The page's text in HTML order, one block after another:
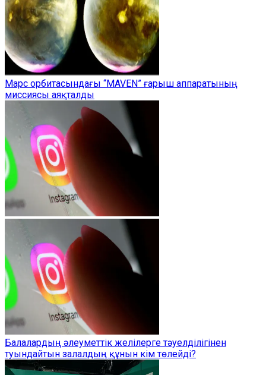
Марс орбитасындағы “MAVEN” ғарыш аппаратының
миссиясы аяқталды
Балалардың әлеуметтік желілерге тәуелділігінен
туындайтын залалдың құнын кім төлейді?